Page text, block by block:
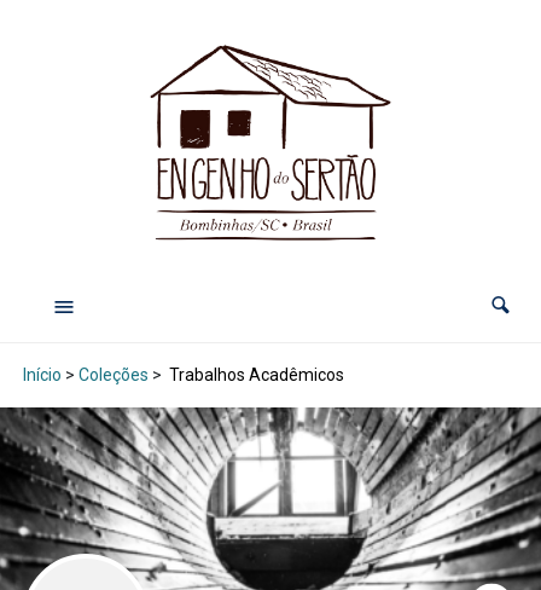
Início > Coleções > Trabalhos Acadêmicos